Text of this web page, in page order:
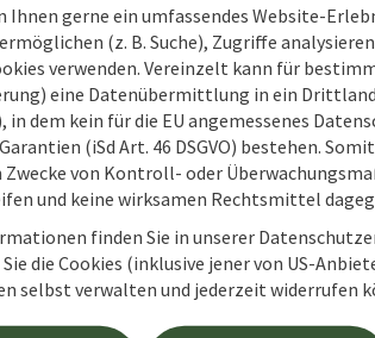
Ihnen gerne ein umfassendes Website-
(z. B. Suche), Zugriffe
verwenden. Vereinzelt kann für
eine Datenübermittlung in ein
in dem kein für die EU angemessenes
(iSd Art. 46 DSGVO) bestehen.
Zwecke von Kontroll- oder
und keine wirksamen Rechtsmittel
finden Sie in unserer
die Cookies (inklusive jener von US-
selbst verwalten und jederzeit widerrufen